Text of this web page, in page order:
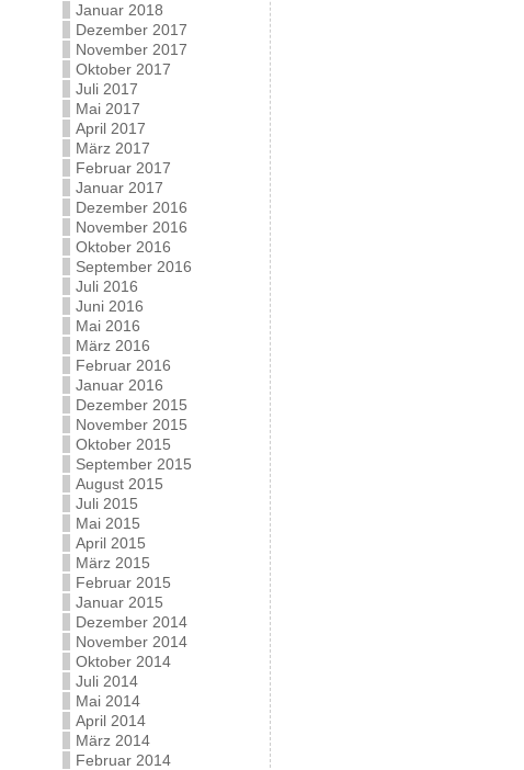
Januar 2018
Dezember 2017
November 2017
Oktober 2017
Juli 2017
Mai 2017
April 2017
März 2017
Februar 2017
Januar 2017
Dezember 2016
November 2016
Oktober 2016
September 2016
Juli 2016
Juni 2016
Mai 2016
März 2016
Februar 2016
Januar 2016
Dezember 2015
November 2015
Oktober 2015
September 2015
August 2015
Juli 2015
Mai 2015
April 2015
März 2015
Februar 2015
Januar 2015
Dezember 2014
November 2014
Oktober 2014
Juli 2014
Mai 2014
April 2014
März 2014
Februar 2014